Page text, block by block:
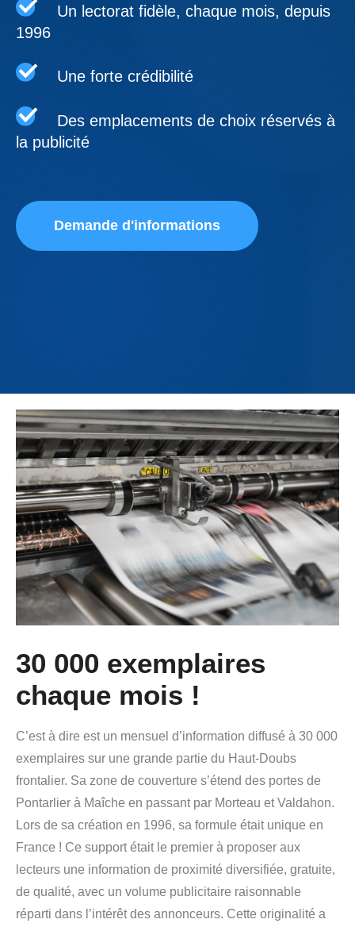
Un lectorat fidèle, chaque mois, depuis
1996
Une forte crédibilité
Des emplacements de choix réservés à
la publicité
Demande d'informations
30 000 exemplaires
chaque mois !
C’est à dire est un mensuel d’information diffusé à 30 000
exemplaires sur une grande partie du Haut-Doubs
frontalier. Sa zone de couverture s’étend des portes de
Pontarlier à Maîche en passant par Morteau et Valdahon.
Lors de sa création en 1996, sa formule était unique en
France ! Ce support était le premier à proposer aux
lecteurs une information de proximité diversifiée, gratuite,
de qualité, avec un volume publicitaire raisonnable
réparti dans l’intérêt des annonceurs. Cette originalité a